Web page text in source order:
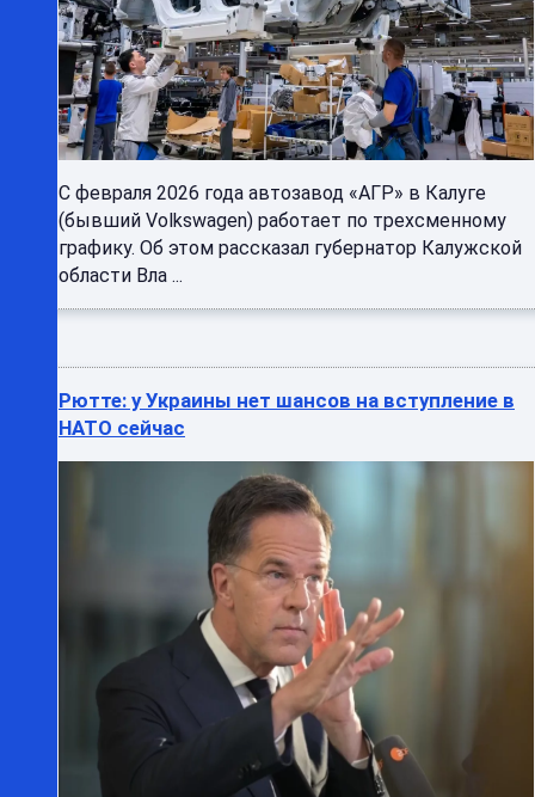
С февраля 2026 года автозавод «АГР» в Калуге
(бывший Volkswagen) работает по трехсменному
графику. Об этом рассказал губернатор Калужской
области Вла ...
Рютте: у Украины нет шансов на вступление в
НАТО сейчас